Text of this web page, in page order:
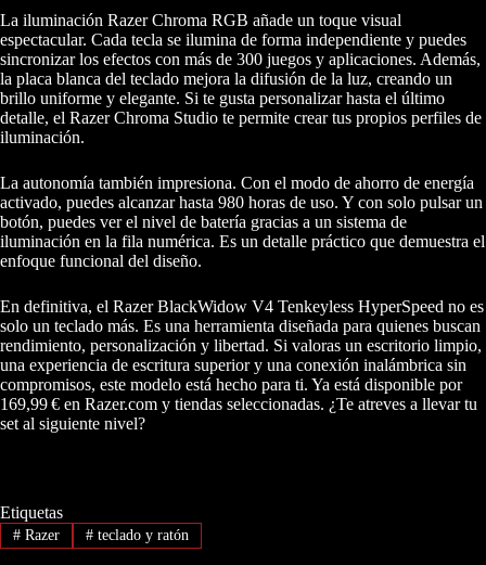
La iluminación Razer Chroma RGB añade un toque visual
espectacular. Cada tecla se ilumina de forma independiente y puedes
sincronizar los efectos con más de 300 juegos y aplicaciones. Además,
la placa blanca del teclado mejora la difusión de la luz, creando un
brillo uniforme y elegante. Si te gusta personalizar hasta el último
detalle, el Razer Chroma Studio te permite crear tus propios perfiles de
iluminación.
La autonomía también impresiona. Con el modo de ahorro de energía
activado, puedes alcanzar hasta 980 horas de uso. Y con solo pulsar un
botón, puedes ver el nivel de batería gracias a un sistema de
iluminación en la fila numérica. Es un detalle práctico que demuestra el
enfoque funcional del diseño.
En definitiva, el Razer BlackWidow V4 Tenkeyless HyperSpeed no es
solo un teclado más. Es una herramienta diseñada para quienes buscan
rendimiento, personalización y libertad. Si valoras un escritorio limpio,
una experiencia de escritura superior y una conexión inalámbrica sin
compromisos, este modelo está hecho para ti. Ya está disponible por
169,99 € en Razer.com y tiendas seleccionadas. ¿Te atreves a llevar tu
set al siguiente nivel?
Etiquetas
#Razer #teclado y ratón